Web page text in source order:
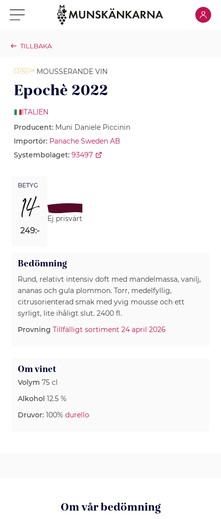
Klicka för meny Klicka
TILLBAKA
MOUSSERANDE VIN
Epochè 2022
ITALIEN
Producent: Muni Daniele Piccinin
Importör: Panache Sweden AB
Systembolaget: 93497
BETYG
14
249:-
Ej prisvärt
Bedömning
Rund, relativt intensiv doft med mandelmassa, vanilj,
ananas och gula plommon. Torr, medelfyllig,
citrusorienterad smak med yvig mousse och ett
syrligt, lite ihåligt slut. 2400 fl.
Provning Tillfälligt sortiment 24 april 2026
Om vinet
Volym 75 cl
Alkohol 12.5 %
Druvor: 100% durello
Om vår bedömning